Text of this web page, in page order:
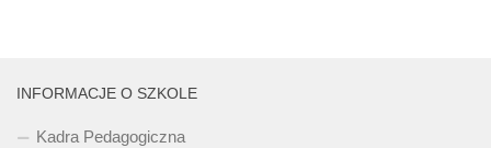
INFORMACJE O SZKOLE
Kadra Pedagogiczna